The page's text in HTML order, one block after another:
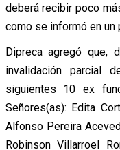
deberá recibir poco
como se informó en un
Dipreca agregó que,
invalidación parcial
siguientes 10 ex
Señores(as): Edita
Alfonso Pereira
Robinson Villarroel